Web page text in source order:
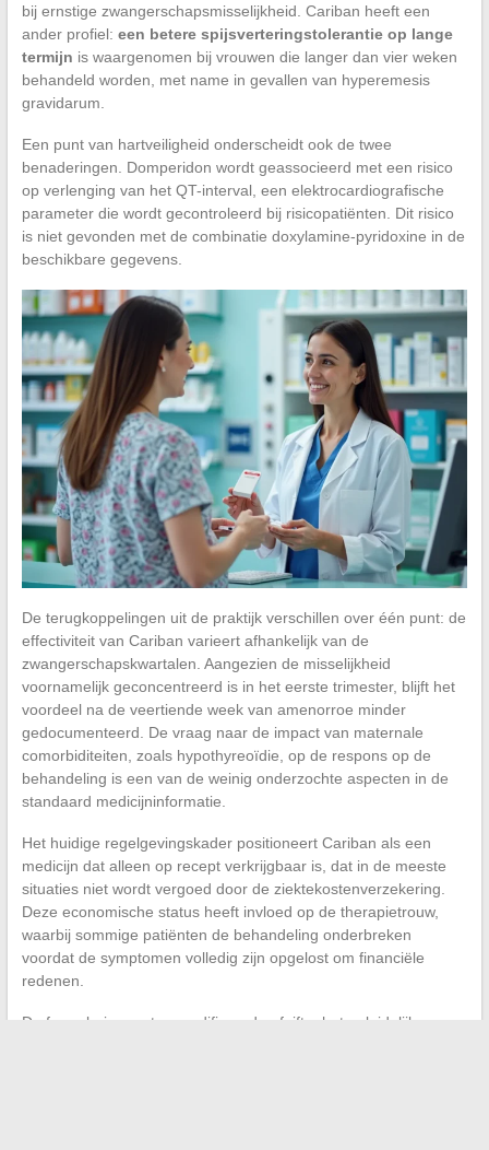
bij ernstige zwangerschapsmisselijkheid. Cariban heeft een
ander profiel: een betere spijsverteringstolerantie op lange
termijn is waargenomen bij vrouwen die langer dan vier weken
behandeld worden, met name in gevallen van hyperemesis
gravidarum.
Een punt van hartveiligheid onderscheidt ook de twee
benaderingen. Domperidon wordt geassocieerd met een risico
op verlenging van het QT-interval, een elektrocardiografische
parameter die wordt gecontroleerd bij risicopatiënten. Dit risico
is niet gevonden met de combinatie doxylamine-pyridoxine in de
beschikbare gegevens.
De terugkoppelingen uit de praktijk verschillen over één punt: de
effectiviteit van Cariban varieert afhankelijk van de
zwangerschapskwartalen. Aangezien de misselijkheid
voornamelijk geconcentreerd is in het eerste trimester, blijft het
voordeel na de veertiende week van amenorroe minder
gedocumenteerd. De vraag naar de impact van maternale
comorbiditeiten, zoals hypothyreoïdie, op de respons op de
behandeling is een van de weinig onderzochte aspecten in de
standaard medicijninformatie.
Het huidige regelgevingskader positioneert Cariban als een
medicijn dat alleen op recept verkrijgbaar is, dat in de meeste
situaties niet wordt vergoed door de ziektekostenverzekering.
Deze economische status heeft invloed op de therapietrouw,
waarbij sommige patiënten de behandeling onderbreken
voordat de symptomen volledig zijn opgelost om financiële
redenen.
De formulering met gemodificeerde afgifte, het geleidelijke